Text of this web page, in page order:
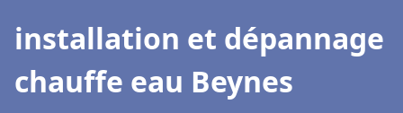
installation et dépannage
chauffe eau Beynes